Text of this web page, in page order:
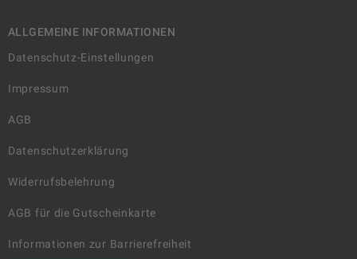
ALLGEMEINE INFORMATIONEN
Datenschutz-Einstellungen
Impressum
AGB
Datenschutzerklärung
Widerrufsbelehrung
AGB für die Gutscheinkarte
Informationen zur Barrierefreiheit